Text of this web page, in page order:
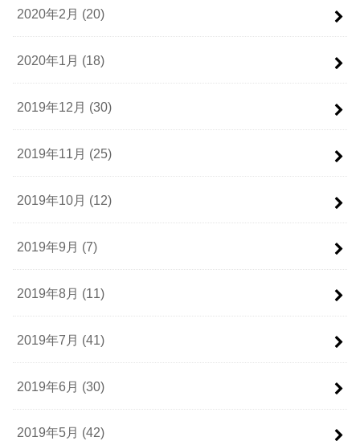
2020年2月 (20)
2020年1月 (18)
2019年12月 (30)
2019年11月 (25)
2019年10月 (12)
2019年9月 (7)
2019年8月 (11)
2019年7月 (41)
2019年6月 (30)
2019年5月 (42)